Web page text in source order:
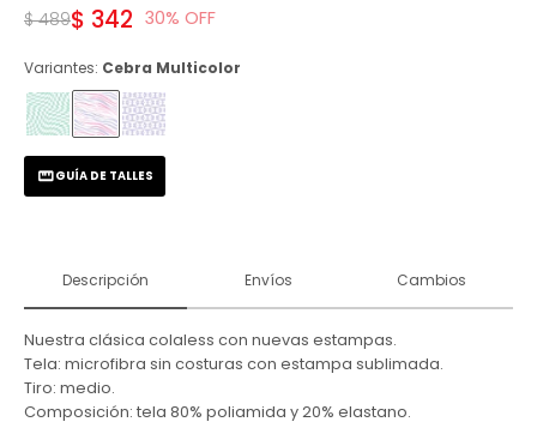
$ 342
$ 489 30
Variantes: Cebra Multicolor
GUÍA DE TALLES
Descripción Envíos Cambios
Nuestra clásica colaless con nuevas estampas.
Tela: microfibra sin costuras con estampa sublimada.
Tiro: medio.
Composición: tela 80% poliamida y 20% elastano.